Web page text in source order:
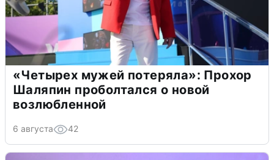
«Четырех мужей потеряла»: Прохор
Шаляпин проболтался о новой
возлюбленной
6 августа 42